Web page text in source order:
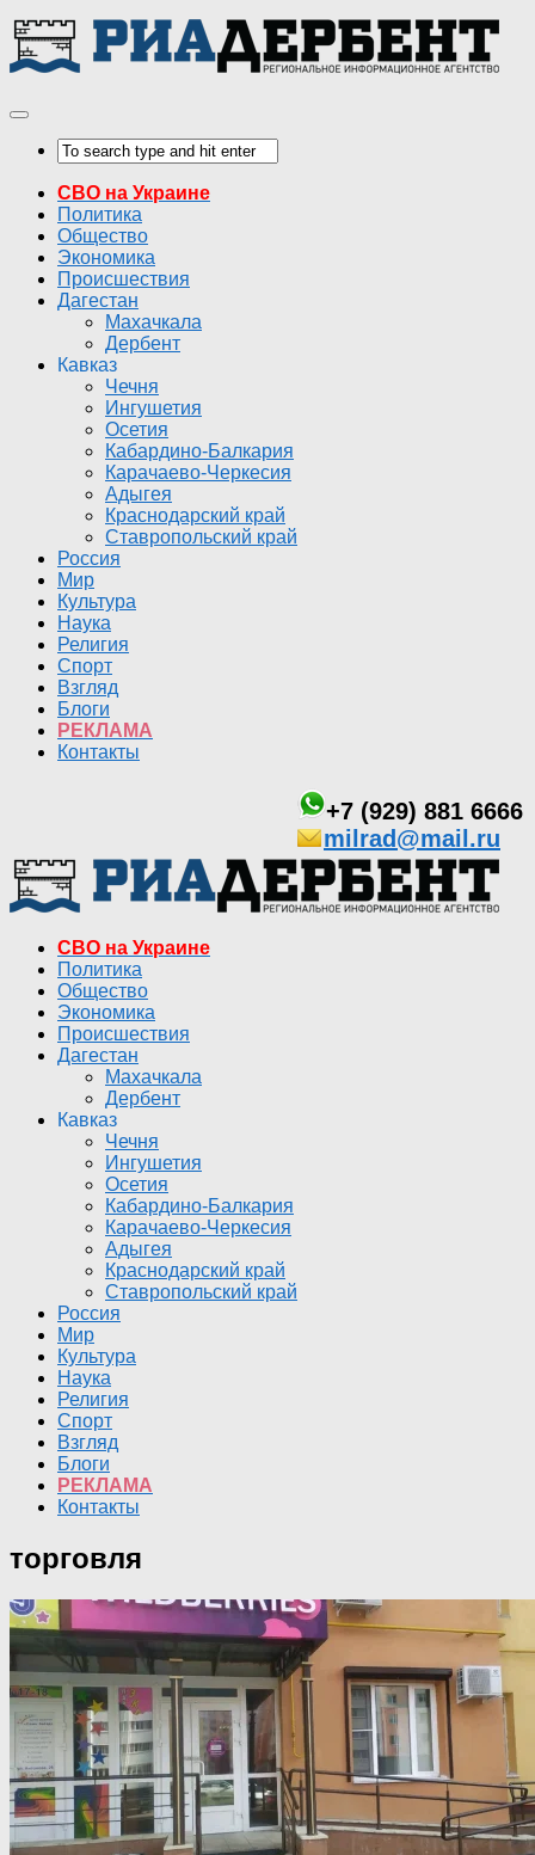
СВО на Украине
Политика
Общество
Экономика
Происшествия
Дагестан
Махачкала
Дербент
Кавказ
Чечня
Ингушетия
Осетия
Кабардино-Балкария
Карачаево-Черкесия
Адыгея
Краснодарский край
Ставропольский край
Россия
Мир
Культура
Наука
Религия
Спорт
Взгляд
Блоги
РЕКЛАМА
Контакты
+7 (929) 881 6666
milrad@mail.ru
СВО на Украине
Политика
Общество
Экономика
Происшествия
Дагестан
Махачкала
Дербент
Кавказ
Чечня
Ингушетия
Осетия
Кабардино-Балкария
Карачаево-Черкесия
Адыгея
Краснодарский край
Ставропольский край
Россия
Мир
Культура
Наука
Религия
Спорт
Взгляд
Блоги
РЕКЛАМА
Контакты
торговля